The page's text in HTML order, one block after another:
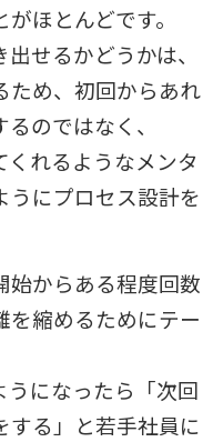
ほとんどです。
せるかどうかは、
ため、初回からあれ
のではなく、
れるようなメンタ
うにプロセス設計を
始からある程度回数
を縮めるためにテー
うになったら「次回
する」と若手社員に